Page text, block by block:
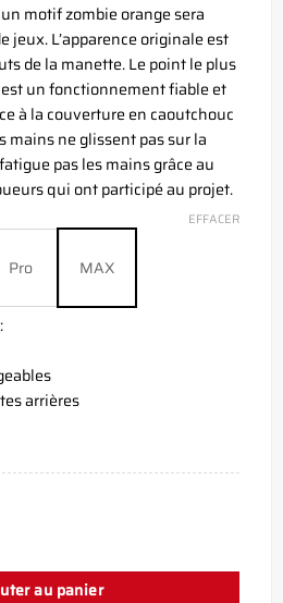
motif zombie orange sera
jeux. L’apparence originale est
de la manette. Le point le plus
un fonctionnement fiable et
à la couverture en caoutchouc
mains ne glissent pas sur la
pas les mains grâce au
qui ont participé au projet.
Pro MAX
EFFACER
arrières
Orange Xbox Series X
au panier